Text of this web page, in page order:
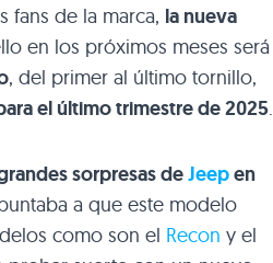
fans de la marca, la nueva
en los próximos meses será
, del primer al último tornillo,
el último trimestre de 2025.
sorpresas deJeepen
a que este modelo
como son el Recon y el